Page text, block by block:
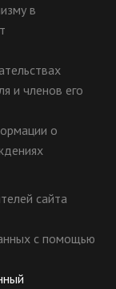
в
и членов его
о
сайта
с помощью